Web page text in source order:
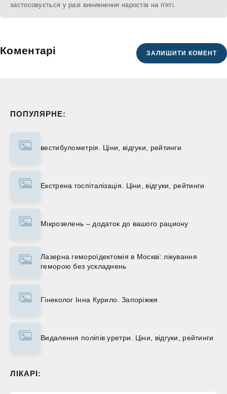
ПОПУЛЯРНЕ:
вестибулометрія. Ціни, відгуки, рейтинги
Екстрена госпіталізація. Ціни, відгуки, рейтинги
Мікрозелень – додаток до вашого рациону
Лазерна гемороїдектомія в Москві: лікування
геморою без ускладнень
Гінеколог Інна Курило. Запоріжжя
Видалення поліпів уретри. Ціни, відгуки, рейтинги
ЛІКАРІ:
застосовується у разі виникнення наростів на п'яті.
Коментарі ЗАЛИШИТИ КОМЕНТ